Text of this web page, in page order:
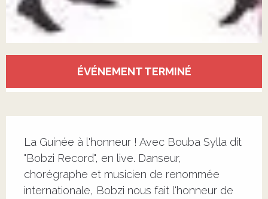
ÉVÉNEMENT TERMINÉ
La Guinée à l'honneur ! Avec Bouba Sylla dit
"Bobzi Record", en live. Danseur,
chorégraphe et musicien de renommée
internationale, Bobzi nous fait l'honneur de